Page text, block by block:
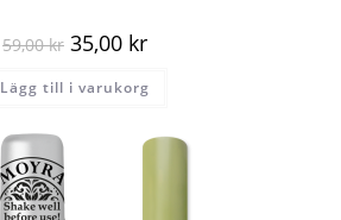
59,00kr 35,00 kr
Lägg till i varukorg